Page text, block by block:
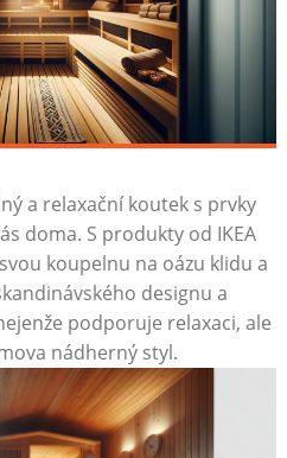
a relaxační koutek ‌s prvky
‌doma. S produkty od‌ IKEA
koupelnu​ na oázu klidu a
designu a
podporuje relaxaci, ale
nádherný⁣ styl.